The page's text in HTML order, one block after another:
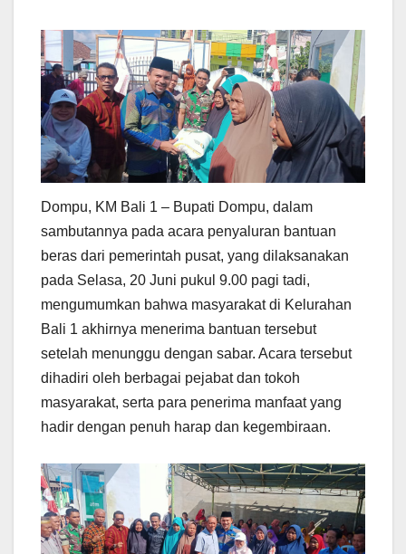
Dompu, KM Bali 1 – Bupati Dompu, dalam
sambutannya pada acara penyaluran bantuan
beras dari pemerintah pusat, yang dilaksanakan
pada Selasa, 20 Juni pukul 9.00 pagi tadi,
mengumumkan bahwa masyarakat di Kelurahan
Bali 1 akhirnya menerima bantuan tersebut
setelah menunggu dengan sabar. Acara tersebut
dihadiri oleh berbagai pejabat dan tokoh
masyarakat, serta para penerima manfaat yang
hadir dengan penuh harap dan kegembiraan.